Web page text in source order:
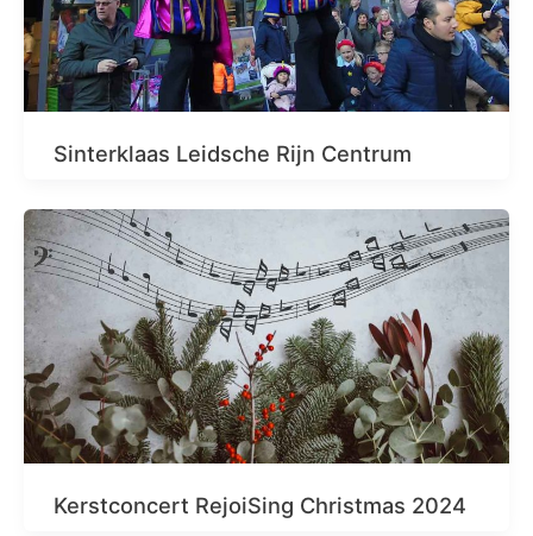
Sinterklaas Leidsche Rijn Centrum
Kerstconcert RejoiSing Christmas 2024